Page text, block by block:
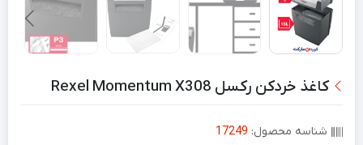
کاغذ خردکن رکسل Rexel Momentum X308
شناسه محصول: 17249